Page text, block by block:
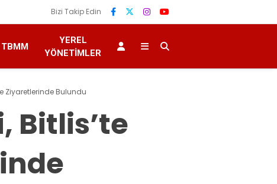
Bizi Takip Edin
TBMM
YEREL
YÖNETIMLER
Ziyaretlerinde Bulundu
Bitlis’te